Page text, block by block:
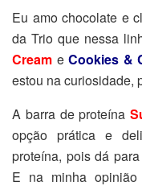
Eu amo chocolate e
da Trio que nessa
Cream eCookies &
estou na curiosidade,
A barra de proteína
opção prática e
proteína, pois dá
E na minha